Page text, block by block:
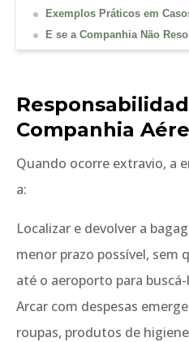
Exemplos Práticos em
E se a Companhia Não
Companhia
Quando ocorre extravio, a
a:
Localizar e devolver a
menor prazo possível, sem
até o aeroporto para buscá-
Arcar com despesas
roupas, produtos de